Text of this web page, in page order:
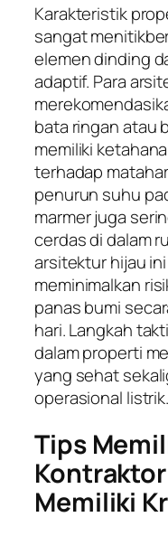
Karakteristik
sangat
elemen dinding
adaptif. Para
bata ringan atau
memiliki
terhadap
penurun suhu
marmer juga
cerdas di dalam
arsitektur hijau
meminimalkan
panas bumi
hari. Langkah
dalam properti
yang sehat
operasional listrik.
Tips
Memiliki